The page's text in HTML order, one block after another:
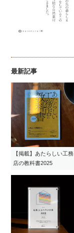
最新記事
【掲載】あたらしい工務
店の教科書2025